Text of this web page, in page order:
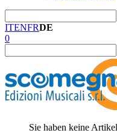
ITENFRDE
0
Sie haben keine